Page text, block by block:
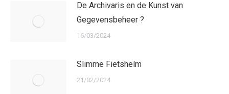
De Archivaris en de Kunst van
Gegevensbeheer ?
16/03/2024
Slimme Fietshelm
21/02/2024